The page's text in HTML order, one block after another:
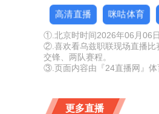
高清直播 咪咕体育
①.北京时时间2026年06月06
②.喜欢看乌兹职联现场直播比
交锋、两队赛程。
③.页面内容由『24直播网』体
更多直播